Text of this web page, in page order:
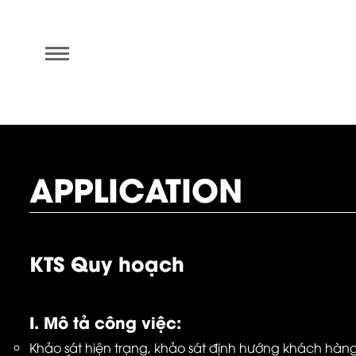
APPLICATION
KTS Quy hoạch
I. Mô tả công việc:
Khảo sát hiện trạng, khảo sát định hướng khách